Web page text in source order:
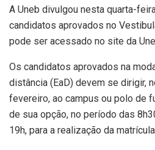
A Uneb divulgou nesta quarta-
candidatos aprovados no
pode ser acessado no site da
Os candidatos aprovados na
distância (EaD) devem se dirigir,
fevereiro, ao campus ou polo de
de sua opção, no período das
19h, para a realização da